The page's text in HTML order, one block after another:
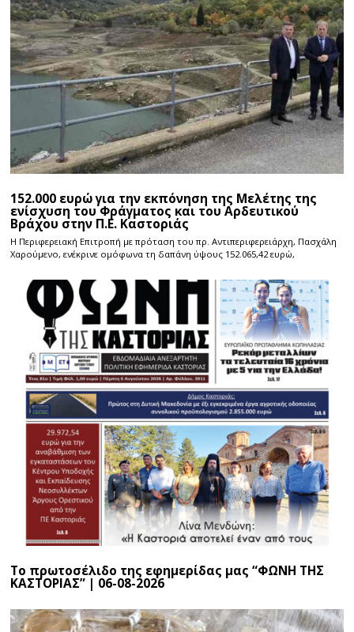
152.000 ευρώ για την εκπόνηση της Μελέτης της
ενίσχυση του Φράγματος και του Αρδευτικού
Βράχου στην Π.Ε. Καστοριάς
Η Περιφερειακή Επιτροπή με πρόταση του πρ. Αντιπεριφερειάρχη, Πασχάλη
Χαρούμενο, ενέκρινε ομόφωνα τη δαπάνη ύψους 152.065,42 ευρώ,
Το πρωτοσέλιδο της εφημερίδας μας “ΦΩΝΗ ΤΗΣ
ΚΑΣΤΟΡΙΑΣ” | 06-08-2026